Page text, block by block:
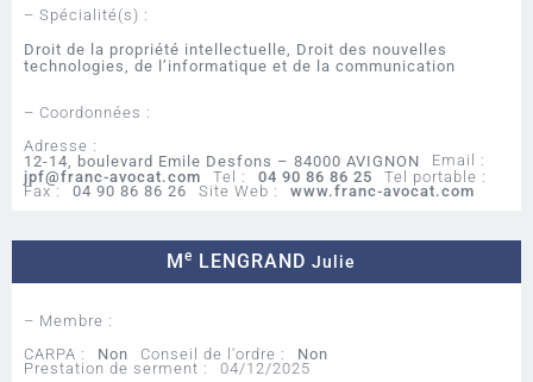
– Spécialité(s) :
Droit de la propriété intellectuelle, Droit des nouvelles
technologies, de l’informatique et de la communication
– Coordonnées :
Adresse :
12-14, boulevard Emile Desfons – 84000 AVIGNON
Email :
jpf@franc-avocat.com
Tel : 04 90 86 86 25
Tel portable :
Fax :
04 90 86 86 26 Site Web : www.franc-avocat.com
Me LENGRAND Julie
– Membre :
CARPA :
Non Conseil de l'ordre :
Non
Prestation de serment :
04/12/2025